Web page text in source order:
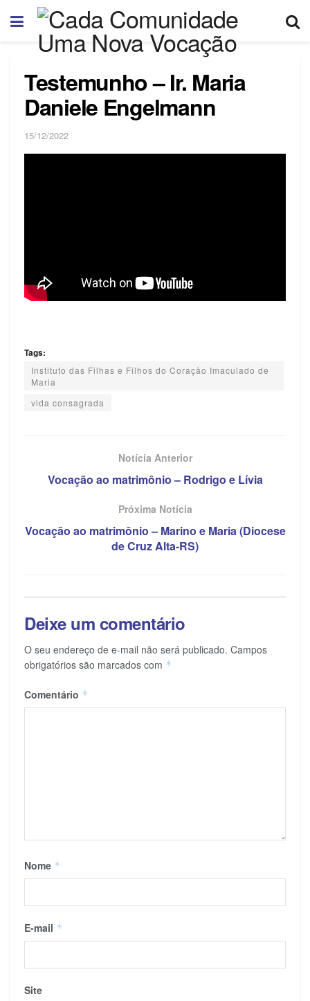
Testemunho – Ir. Maria
Daniele Engelmann
15/12/2022
Tags:
Instituto das Filhas e Filhos do Coração Imaculado de
Maria
vida consagrada
Notícia Anterior
Vocação ao matrimônio – Rodrigo e Lívia
Próxima Notícia
Vocação ao matrimônio – Marino e Maria (Diocese
de Cruz Alta-RS)
Deixe um comentário
O seu endereço de e-mail não será publicado. Campos
obrigatórios são marcados com *
Comentário *
Nome *
E-mail *
Site